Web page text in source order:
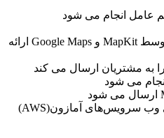
عامل انجام می شود
محاسبه مسیر و نقشه‌ها توسط MapKit و Google Maps ارائه
این خدمات در فضای ابری وب سرویس‌های آمازون(AWS)